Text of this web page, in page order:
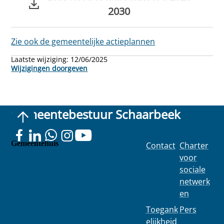
2030
Zie ook de gemeentelijke actieplannen
Laatste wijziging: 12/06/2025
Wijzigingen doorgeven
Gemeentebestuur Schaarbeek
Gemeentehuis Contact
Toegank
elijkheid
Charter
voor
sociale
netwerk
en
Pers